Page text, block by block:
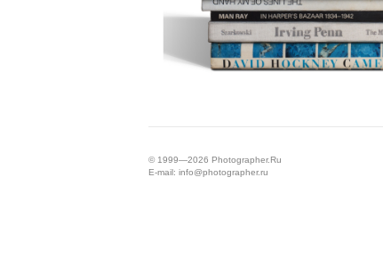
© 1999—2026 Photographer.Ru
E-mail: info@photographer.ru